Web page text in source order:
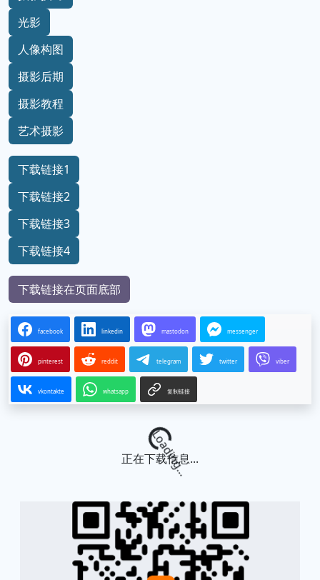
光影
人像构图
摄影后期
摄影教程
艺术摄影
下载链接1
下载链接2
下载链接3
下载链接4
下载链接在页面底部
facebook linkedin mastodon messenger
pinterest reddit telegram twitter viber
vkontakte whatsapp 复制链接
Loading...
正在下载信息...